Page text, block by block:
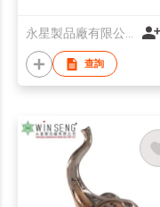
永星製品廠有限公司
查詢